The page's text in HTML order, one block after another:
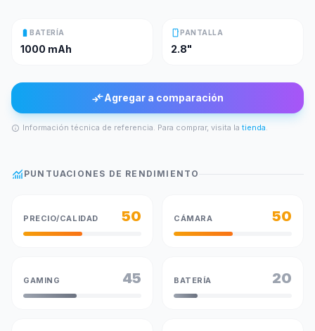
battery_full BATERÍA
1000 mAh
smartphonePANTALLA
2.8"
compare_arrowsAgregar a comparación
info Información técnica de referencia. Para comprar, visita la tienda.
monitoring PUNTUACIONES DE RENDIMIENTO
PRECIO/CALIDAD 50 CÁMARA 50
GAMING 45 BATERÍA 20